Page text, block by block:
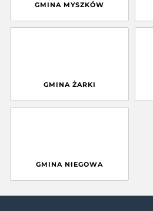
GMINA MYSZKÓW
GMINA ŻARKI
GMINA NIEGOWA